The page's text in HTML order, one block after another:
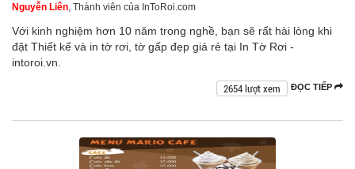
Nguyễn Liên , Thành viên của InToRoi.com
Với kinh nghiệm hơn 10 năm trong nghề, bạn sẽ rất hài lòng khi
đặt Thiết kế và in tờ rơi, tờ gấp đẹp giá rẻ tại In Tờ Rơi -
intoroi.vn.
ĐỌC TIẾP
2654 lượt xem